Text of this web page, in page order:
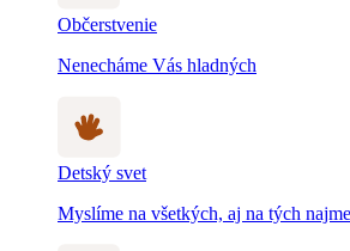
Občerstvenie
Nenecháme Vás hladných
Detský svet
Myslíme na všetkých, aj na tých